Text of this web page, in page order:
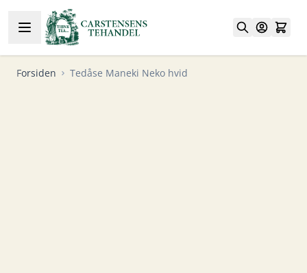
Skip to Content
Forsiden Tedåse Maneki Neko hvid